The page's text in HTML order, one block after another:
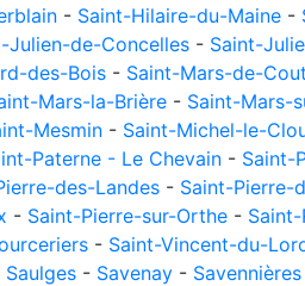
- Saint-Hilaire-du-Maine -
Julien-de-Concelles - Saint-
des-Bois - Saint-Mars-de-
Mars-la-Brière - Saint-Mars-
Mesmin - Saint-Michel-le-
Paterne - Le Chevain - Saint-
des-Landes - Saint-Pierre-
- Saint-Pierre-sur-Orthe -
- Saint-Vincent-du-
Saulges - Savenay - Savennières